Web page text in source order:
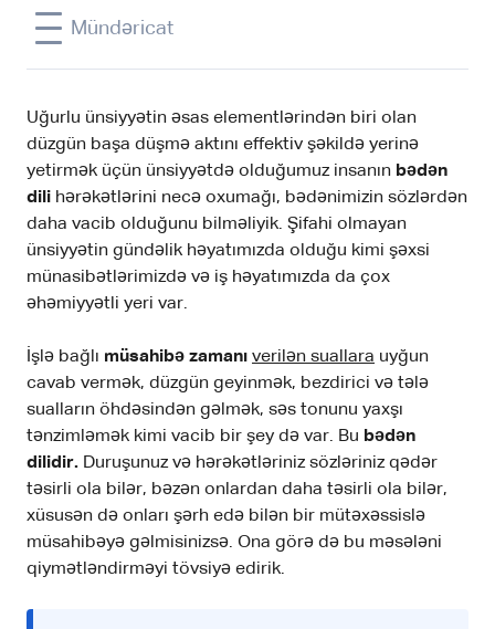
Mündəricat
Uğurlu ünsiyyətin əsas elementlərindən biri olan
düzgün başa düşmə aktını effektiv şəkildə yerinə
yetirmək üçün ünsiyyətdə olduğumuz insanın bədən
dili hərəkətlərini necə oxumağı, bədənimizin sözlərdən
daha vacib olduğunu bilməliyik. Şifahi olmayan
ünsiyyətin gündəlik həyatımızda olduğu kimi şəxsi
münasibətlərimizdə və iş həyatımızda da çox
əhəmiyyətli yeri var.
İşlə bağlı müsahibə zamanı verilən suallara uyğun
cavab vermək, düzgün geyinmək, bezdirici və tələ
sualların öhdəsindən gəlmək, səs tonunu yaxşı
tənzimləmək kimi vacib bir şey də var. Bu bədən
dilidir. Duruşunuz və hərəkətləriniz sözləriniz qədər
təsirli ola bilər, bəzən onlardan daha təsirli ola bilər,
xüsusən də onları şərh edə bilən bir mütəxəssislə
müsahibəyə gəlmisinizsə. Ona görə də bu məsələni
qiymətləndirməyi tövsiyə edirik.